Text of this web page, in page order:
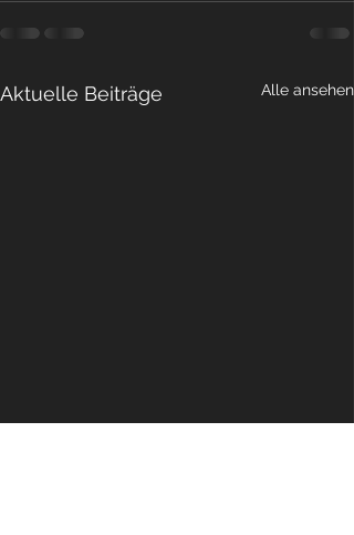
Aktuelle Beiträge Alle ansehen